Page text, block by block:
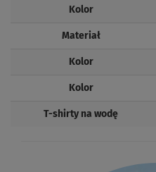
Kolor
Materiał
Kolor
Kolor
T-shirty na wodę